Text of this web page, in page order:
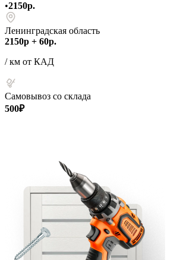
•2150р.
Ленинградская область
2150р + 60р.
/ км от КАД
Самовывоз со склада
500₽